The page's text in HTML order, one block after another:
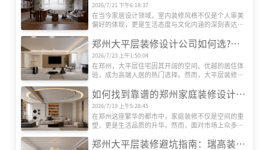
中，河南瑞高装饰凭借其独特的设计理念、精湛的施
工工艺和贴心的服务体系，逐渐在郑州装修市场占据
一席之地。本文将深入剖析瑞高装饰的核心竞争力，
2026/7/21 下午6:18:37
在当今家居设计领域，室内装修风格不仅是个人审美
偏好的体现，更是生活态度与文化内涵的深刻表达。
风格呈现出前所未有的丰富性与创新性。从古典到现
记忆与美学价值，为居住空间注入灵魂与温度。目前
室内装修有哪些设计风格呢？
郑州大平层装修设计公司如何选?瑞高装饰告诉您把握这5大要点
2026/7/23 上午1:50:04
在郑州，大平层住宅因其开阔的空间、优越的居住体
验，成为高端人居的热门选择。然而，大平层装修对
一家专业且靠谱的装修公司?郑州瑞高装饰为您梳理关
如何找到靠谱的郑州家庭装修设计公司?瑞高装饰揭秘专业选择指南
2026/7/19 上午5:28:45
在郑州这座繁华的都市中，家庭装修不仅是空间的重
塑，更是生活品质的升华。然而，面对市场上众多装
文以郑州知名品牌瑞高装饰为例，结合行业经验，为
郑州大平层装修避坑指南：瑞高装饰教你绕开6大鸡肋设计‌